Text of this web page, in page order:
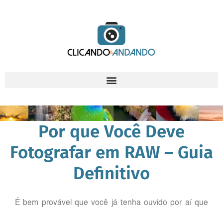
Por que Você Deve
Fotografar em RAW – Guia
Definitivo
É bem provável que você já tenha ouvido por aí que